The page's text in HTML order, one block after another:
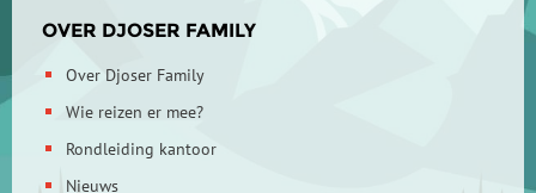
OVER DJOSER FAMILY
Over Djoser Family
Wie reizen er mee?
Rondleiding kantoor
Nieuws